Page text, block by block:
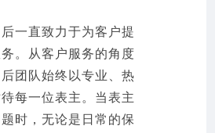
一直致力于为客户提
。从客户服务的角度
团队始终以专业、热
每一位表主。当表主
时，无论是日常的保